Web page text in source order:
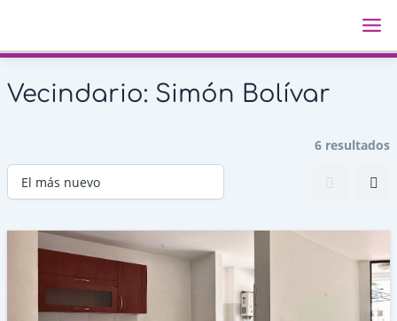
contenido
Vecindario: Simón Bolívar
6 resultados